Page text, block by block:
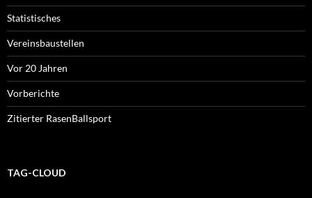
Statistisches
Vereinsbaustellen
Vor 20 Jahren
Vorberichte
Zitierter RasenBallsport
TAG-CLOUD